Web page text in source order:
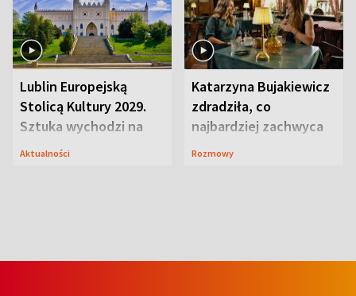
Lublin Europejską
Stolicą Kultury 2029.
Sztuka wychodzi na
ulice
Aktualności
Katarzyna Bujakiewicz
zdradziła, co
najbardziej zachwyca
ją w Lublinie
Rozmowy